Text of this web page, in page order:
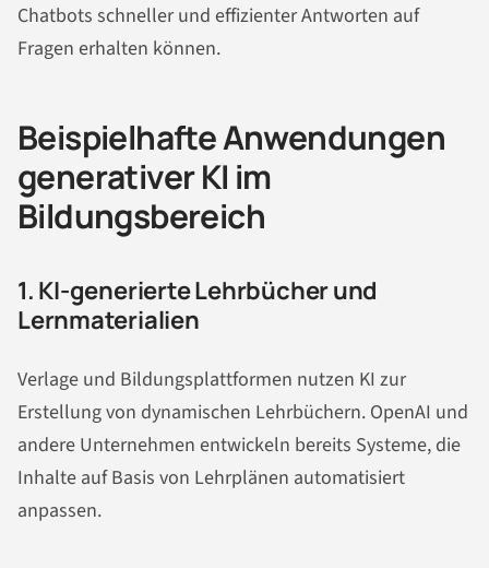
Chatbots schneller und effizienter Antworten auf
Fragen erhalten können.
Beispielhafte Anwendungen
generativer KI im
Bildungsbereich
1. KI-generierte Lehrbücher und
Lernmaterialien
Verlage und Bildungsplattformen nutzen KI zur
Erstellung von dynamischen Lehrbüchern. OpenAI und
andere Unternehmen entwickeln bereits Systeme, die
Inhalte auf Basis von Lehrplänen automatisiert
anpassen.